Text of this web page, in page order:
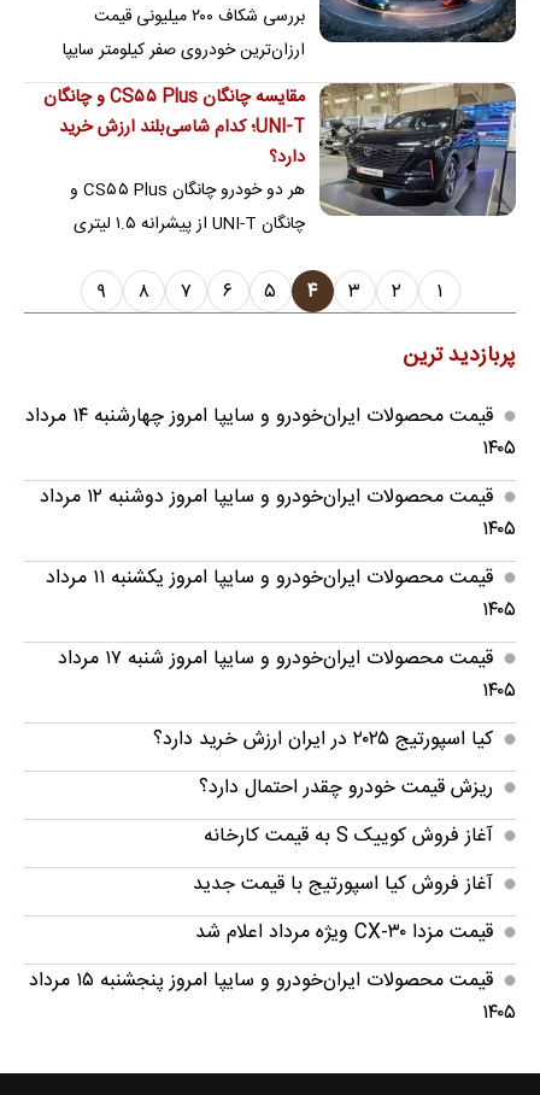
پربازدید ترین
قیمت محصولات ایران‌خودرو و سایپا امروز چهارشنبه ۱۴ مرداد
۱۴۰۵
قیمت محصولات ایران‌خودرو و سایپا امروز دوشنبه ۱۲ مرداد
۱۴۰۵
قیمت محصولات ایران‌خودرو و سایپا امروز یکشنبه ۱۱ مرداد
۱۴۰۵
قیمت محصولات ایران‌خودرو و سایپا امروز شنبه ۱۷ مرداد
۱۴۰۵
کیا اسپورتیج ۲۰۲۵ در ایران ارزش خرید دارد؟
ریزش قیمت خودرو چقدر احتمال دارد؟
آغاز فروش کوییک S به قیمت کارخانه
آغاز فروش کیا اسپورتیج با قیمت جدید
قیمت مزدا CX-۳۰ ویژه مرداد اعلام شد
قیمت محصولات ایران‌خودرو و سایپا امروز پنجشنبه ۱۵ مرداد
۱۴۰۵
بررسی شکاف ۲۰۰ میلیونی قیمت
ارزان‌ترین خودروی صفر کیلومتر سایپا
به‌همراه معرفی بهترین مدل کوییکمقایسه چانگان CS۵۵ Plus و چانگان
UNI-T؛ کدام شاسی‌بلند ارزش خرید
دارد؟
هر دو خودرو چانگان CS۵۵ Plus و
چانگان UNI-T از پیشرانه ۱.۵ لیتری
بخار قدرت را دارد
۱ ۲ ۳ ۴ ۵ ۶ ۷ ۸ ۹